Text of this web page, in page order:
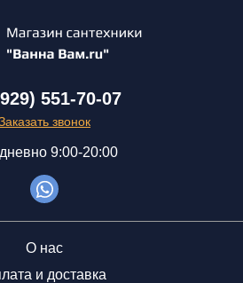
551-70-07
звонок
9:00-20:00
О нас
и доставка